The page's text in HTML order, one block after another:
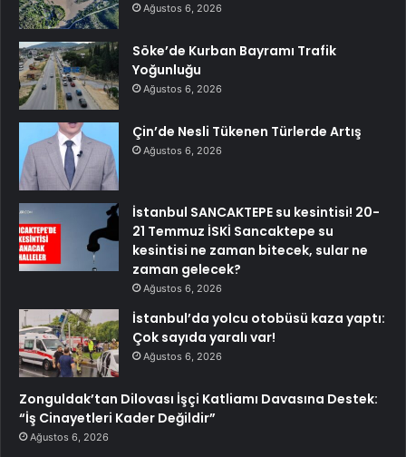
Ağustos 6, 2026
Söke’de Kurban Bayramı Trafik
Yoğunluğu
Ağustos 6, 2026
Çin’de Nesli Tükenen Türlerde Artış
Ağustos 6, 2026
İstanbul SANCAKTEPE su kesintisi! 20-
21 Temmuz İSKİ Sancaktepe su
kesintisi ne zaman bitecek, sular ne
zaman gelecek?
Ağustos 6, 2026
İstanbul’da yolcu otobüsü kaza yaptı:
Çok sayıda yaralı var!
Ağustos 6, 2026
Zonguldak’tan Dilovası İşçi Katliamı Davasına Destek:
“İş Cinayetleri Kader Değildir”
Ağustos 6, 2026